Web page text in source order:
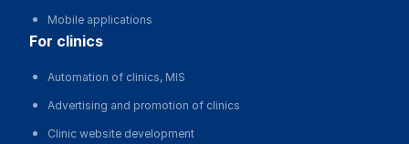
Mobile applications
for clinics
Automation of clinics, MIS
Advertising and promotion of clinics
Clinic website development